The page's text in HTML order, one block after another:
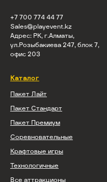
+7 700 774 44 77
Sales@playevent.kz
Адрес: РК, г.Алматы,
ул.Розыбакиева 247, блок 7,
офис 203
Каталог
Пакет Лайт
Пакет Стандарт
Пакет Премиум
Соревновательные
Крафтовые игры
Технологичные
Все аттракционы